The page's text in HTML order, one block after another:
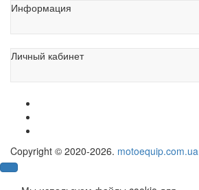
Информация
Личный кабинет
Copyright © 2020-2026. motoequip.com.ua